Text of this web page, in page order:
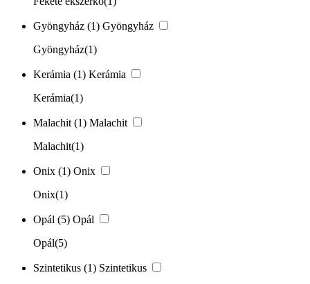
Gyöngyház (1) Gyöngyház
Gyöngyház(1)
Kerámia (1) Kerámia
Kerámia(1)
Malachit (1) Malachit
Malachit(1)
Onix (1) Onix
Onix(1)
Opál (5) Opál
Opál(5)
Szintetikus (1) Szintetikus